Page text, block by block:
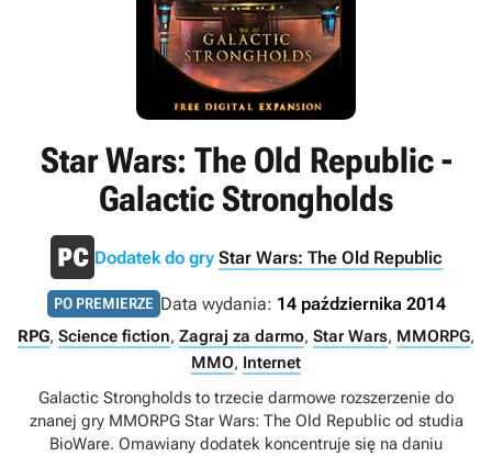
Star Wars: The Old Republic -
Galactic Strongholds
Dodatek do gry Star Wars: The Old Republic
PO PREMIERZE Data wydania: 14 października 2014
RPG, Science fiction, Zagraj za darmo, Star Wars, MMORPG,
MMO, Internet
Galactic Strongholds to trzecie darmowe rozszerzenie do
znanej gry MMORPG Star Wars: The Old Republic od studia
BioWare. Omawiany dodatek koncentruje się na daniu